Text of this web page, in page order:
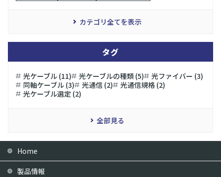
カテゴリ全てを表示
タグ
光ケーブル (11) 光ケーブルの種類 (5)
光ファイバー (3)
同軸ケーブル (3)
光通信 (2)
光通信規格 (2)
光ケーブル選定 (2)
全部見る
Home
製品情報